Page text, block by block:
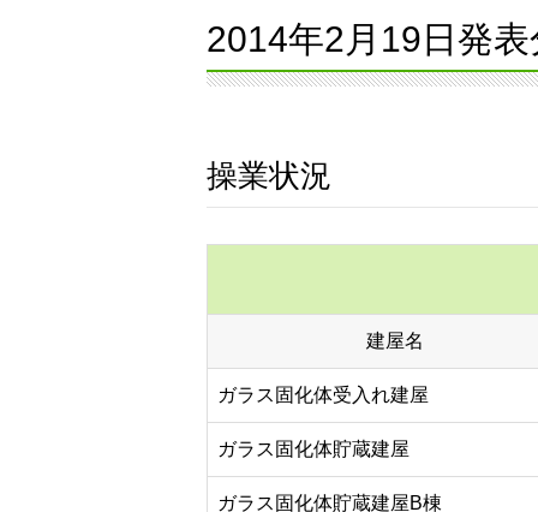
2014年2月19日発表
操業状況
建屋名
ガラス固化体受入れ建屋
ガラス固化体貯蔵建屋
ガラス固化体貯蔵建屋B棟